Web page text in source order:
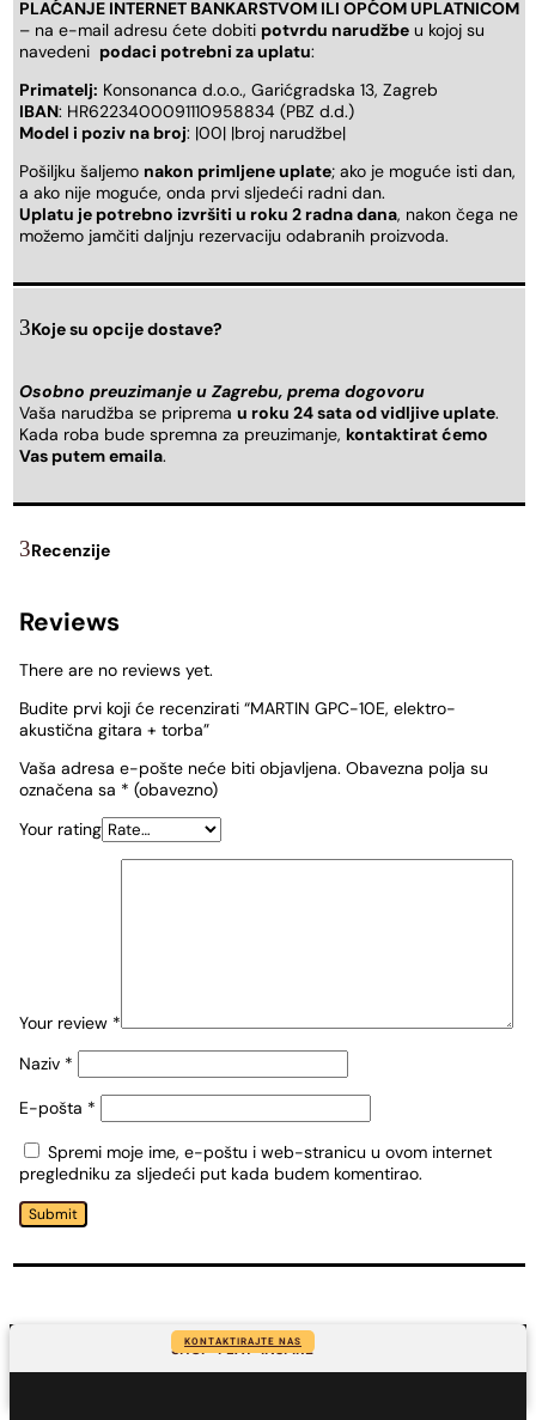
PLAĆANJE INTERNET BANKARSTVOM ILI OPĆOM UPLATNICOM
– na e-mail adresu ćete dobiti potvrdu narudžbe u kojoj su
navedeni podaci potrebni za uplatu:
Primatelj: Konsonanca d.o.o., Garićgradska 13, Zagreb
IBAN: HR6223400091110958834 (PBZ d.d.)
Model i poziv na broj: |00| |broj narudžbe|
Pošiljku šaljemo nakon primljene uplate; ako je moguće isti dan,
a ako nije moguće, onda prvi sljedeći radni dan.
Uplatu je potrebno izvršiti u roku 2 radna dana, nakon čega ne
možemo jamčiti daljnju rezervaciju odabranih proizvoda.
Koje su opcije dostave?
Osobno preuzimanje u Zagrebu, prema dogovoru
Vaša narudžba se priprema u roku 24 sata od vidljive uplate.
Kada roba bude spremna za preuzimanje, kontaktirat ćemo
Vas putem emaila.
Recenzije
Reviews
There are no reviews yet.
Budite prvi koji će recenzirati “MARTIN GPC-10E, elektro-
akustična gitara + torba”
Vaša adresa e-pošte neće biti objavljena. Obavezna polja su
označena sa * (obavezno)
Your rating
Your review *
Naziv *
E-pošta *
Spremi moje ime, e-poštu i web-stranicu u ovom internet
pregledniku za sljedeći put kada budem komentirao.
Submit
SHOP-PLAY-INSPIRE
KONTAKTIRAJTE NAS